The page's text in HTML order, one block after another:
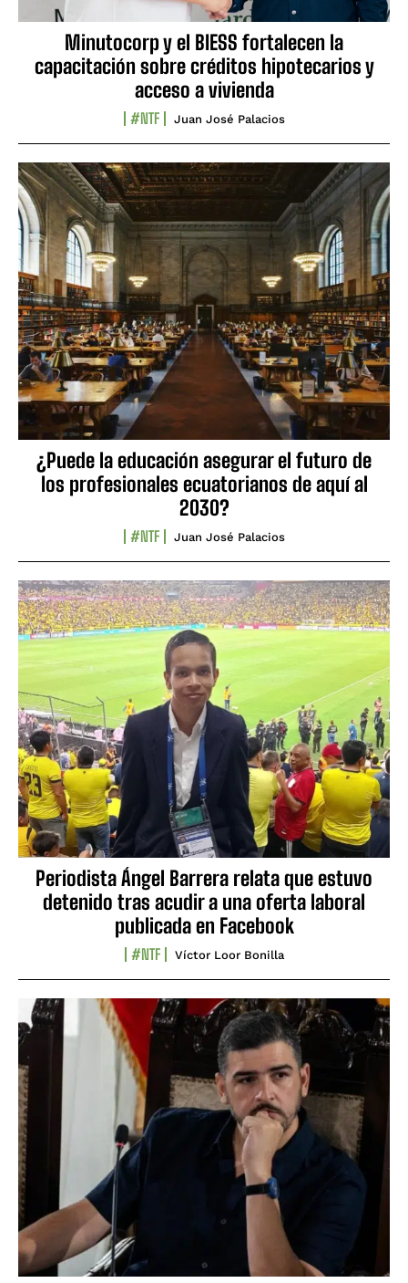
Minutocorp y el BIESS fortalecen la
capacitación sobre créditos hipotecarios y
acceso a vivienda
#NTF Juan José Palacios
¿Puede la educación asegurar el futuro de
los profesionales ecuatorianos de aquí al
2030?
#NTF Juan José Palacios
Periodista Ángel Barrera relata que estuvo
detenido tras acudir a una oferta laboral
publicada en Facebook
#NTF Víctor Loor Bonilla